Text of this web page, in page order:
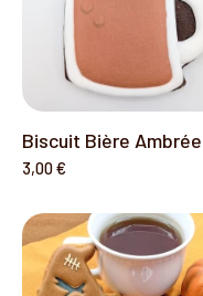
Biscuit Bière Ambrée
3,00 €